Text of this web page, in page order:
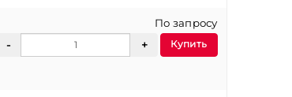
По запросу
Купить